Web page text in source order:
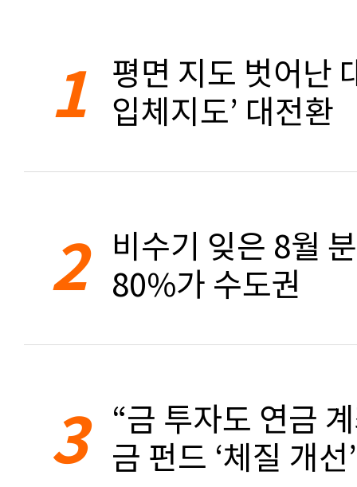
1 평면 지도 벗어난
입체지도’ 대전환
2 비수기 잊은 8월
80%가 수도권
3 “금 투자도 연금
금 펀드 ‘체질 개선’